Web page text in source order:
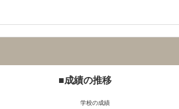
いで
成績の推移
学校の成績